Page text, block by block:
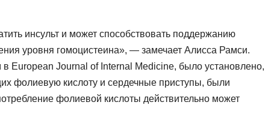
инсульт и может способствовать поддержанию
уровня гомоцистеина», — замечает Алисса Рамси.
European Journal of Internal Medicine, было установлено,
фолиевую кислоту и сердечные приступы, были
фолиевой кислоты действительно может